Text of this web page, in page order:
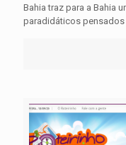
Bahia traz para a Bahia
paradidáticos